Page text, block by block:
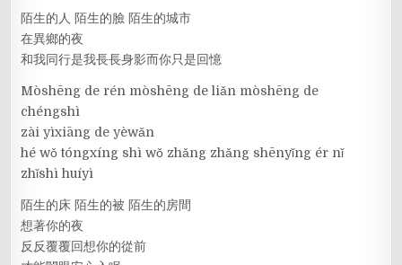
陌生的人 陌生的臉 陌生的城市
在異鄉的夜
和我同行是我長長身影而你只是回憶
Mòshēng de rén mòshēng de liǎn mòshēng de
chéngshì
zài yìxiāng de yèwǎn
hé wǒ tóngxíng shì wǒ zhǎng zhǎng shēnyǐng ér nǐ
zhǐshì huíyì
陌生的床 陌生的被 陌生的房間
想著你的夜
反反覆覆回想你的從前